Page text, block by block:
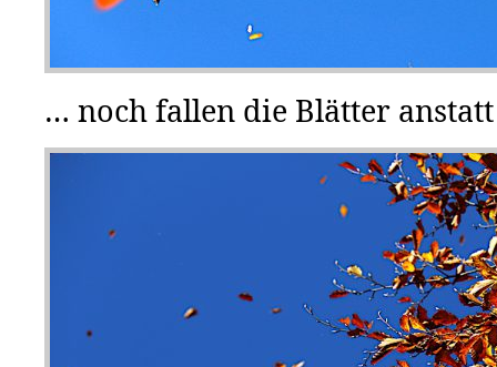
… noch fallen die Blätter anstatt